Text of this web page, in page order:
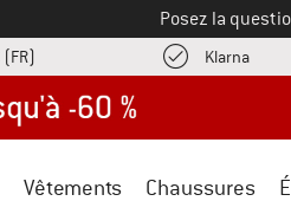
Posez la
Klarna
Vêtements Chaussures